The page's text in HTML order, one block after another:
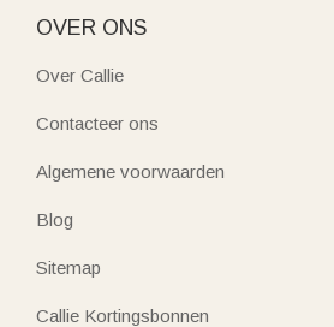
OVER ONS
Over Callie
Contacteer ons
Algemene voorwaarden
Blog
Sitemap
Callie Kortingsbonnen